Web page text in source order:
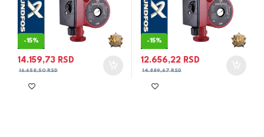
-15%
14.159,73 RSD
16.658,50RSD
-15%
12.656,22 RSD
14.889,67RSD